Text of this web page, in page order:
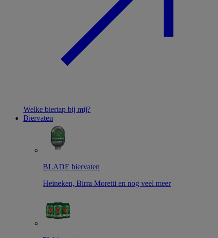
Welke biertap bij mij?
Biervaten
BLADE biervaten
Heineken, Birra Moretti en nog veel meer